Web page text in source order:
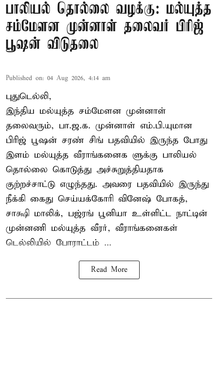
பாலியல் தொல்லை வழக்கு: மல்யுத்த
சம்மேளன முன்னாள் தலைவர் பிரிஜ்
பூஷன் விடுதலை
Published on: 04 Aug 2026, 4:14 am
புதுடெல்லி,
இந்திய மல்யுத்த சம்மேளன முன்னாள்
தலைவரும், பா.ஜ.க. முன்னாள் எம்.பி.யுமான
பிரிஜ் பூஷன் சரண் சிங் பதவியில் இருந்த போது
இளம் மல்யுத்த வீராங்கனைக ளுக்கு பாலியல்
தொல்லை கொடுத்து அச்சுறுத்தியதாக
குற்றச்சாட்டு எழுந்தது. அவரை பதவியில் இருந்து
நீக்கி கைது செய்யக்கோரி வினேஷ் போகத்,
சாக்ஷி மாலிக், பஜ்ரங் பூனியா உள்ளிட்ட நாட்டின்
முன்னணி மல்யுத்த வீரர், வீராங்கனைகள்
டெல்லியில் போராட்டம் ...
Read More